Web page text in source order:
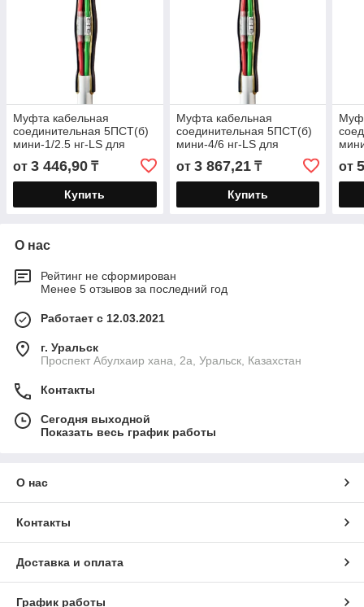
Муфта кабельная
соединительная 5ПСТ(б)
мини-1/2.5 нг-LS для
бронированных кабелей
«нг-LS» с пластмассовой
от 3 446,90 ₸
Купить
Муфта кабельная
соединительная 5ПСТ(б)
мини-4/6 нг-LS для
бронированных кабелей
«нг-LS» с пластмассовой
от 3 867,21₸
Купить
«нг-
от
О нас
Рейтинг не сформирован
Менее 5 отзывов за последний год
Работает с 12.03.2021
г. Уральск
Проспект Абулхаир хана, 2а, Уральск, Казахстан
Контакты
Сегодня выходной
Показать весь график работы
О нас
Контакты
Доставка и оплата
График работы